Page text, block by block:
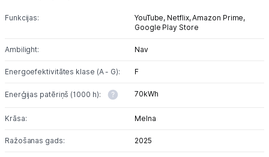
Funkcijas: YouTube, Netflix,Amazon Prime,
Google Play Store
Ambilight: Nav
Energoefektivitātes klase (A - G): F
Enerģijas patēriņš (1000 h): 70kWh
Krāsa: Melna
Ražošanas gads: 2025